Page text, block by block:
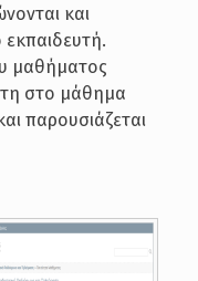
και
εκπαιδευτή.
μαθήματος
στο μάθημα
παρουσιάζεται